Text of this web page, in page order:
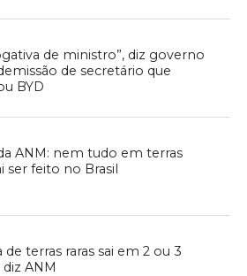
de ministro”, diz governo
de secretário que
BYD
ANM: nem tudo em terras
ser feito no Brasil
de terras raras sai em 2 ou 3
ANM